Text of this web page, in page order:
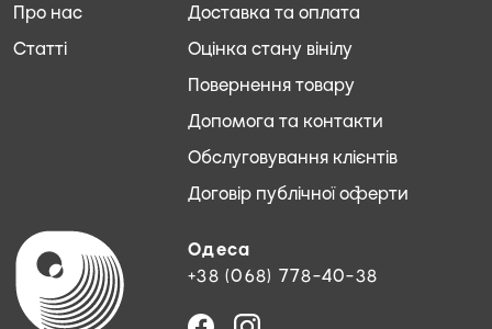
Одеса
+38 (068) 778-40-38
Доставка та оплата
Оцінка стану вінілу
Повернення товару
Допомога та контакти
Обслуговування клієнтів
Договір публічної оферти
Про нас
Статті